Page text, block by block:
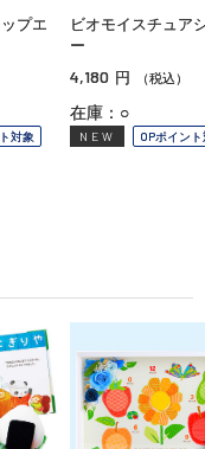
プエ
対象
ビオモイスチュア
ー
4,180 円 （税込）
在庫：○
NEW OPポイン